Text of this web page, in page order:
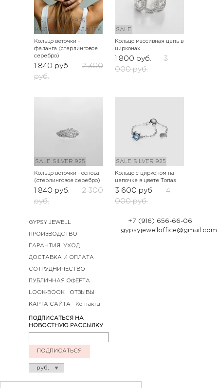
SALE SILVER 925
КОЛЬЦО НА ФАЛАНГУ
Кольцо веточки -
фаланга (стерлинговое
серебро)
1 840 руб.
2 300
руб.
SALE
Кольцо массивная цепь в
цирконах
1 800 руб.
3
000 руб.
SALE SILVER 925
Кольцо веточки - основа
(стерлинговое серебро)
1 840 руб.
2 300
руб.
SALE SILVER 925
Кольцо с цирконом на
цепочке в цвете Топаз
3 600 руб.
4
000 руб.
GYPSY JEWELL
ПРОИЗВОДСТВО
ГАРАНТИЯ. УХОД
ДОСТАВКА И ОПЛАТА
СОТРУДНИЧЕСТВО
ПУБЛИЧНАЯ ОФЕРТА
LOOK-BOOK ОТЗЫВЫ
КАРТА САЙТА Контакты
+7 (916) 656-66-06
gypsyjewelloffice@gmail.com
ПОДПИСАТЬСЯ НА
НОВОСТНУЮ РАССЫЛКУ
ПОДПИСАТЬСЯ